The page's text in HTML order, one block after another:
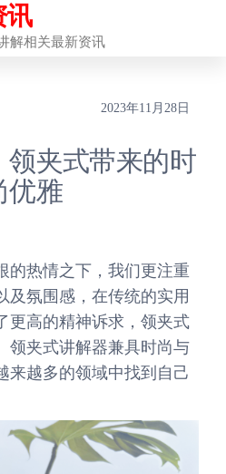
讯
解相关最新资讯
2023年11月28日
领夹式带来的时
优雅
的热情之下，我们更注重
及氛围感，在传统的实用
更高的精神诉求，领夹式
领夹式讲解器兼具时尚与
来越多的领域中找到自己